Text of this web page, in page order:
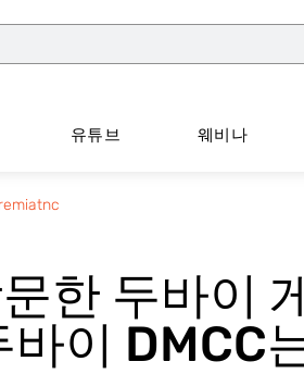
유튜브 웨비나
한 두바이
이 DMCC